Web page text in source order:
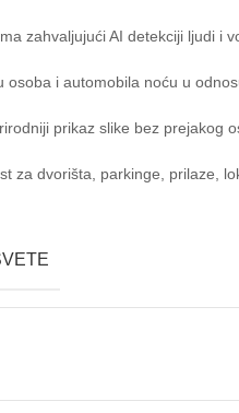
zahvaljujući AI detekciji ljudi i
osoba i automobila noću u
prikaz slike bez prejakog
za dvorišta, parkinge, prilaze,